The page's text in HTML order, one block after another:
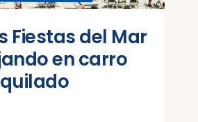
Fiestas del Mar
en carro